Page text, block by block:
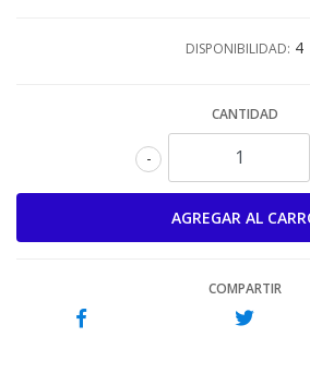
DISPONIBILIDAD: 4
CANTIDAD
-
COMPARTIR